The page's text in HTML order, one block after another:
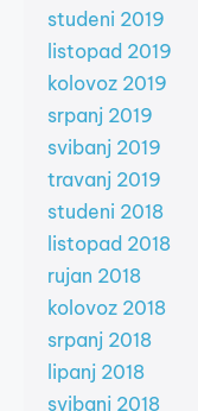
studeni 2019
listopad 2019
kolovoz 2019
srpanj 2019
svibanj 2019
travanj 2019
studeni 2018
listopad 2018
rujan 2018
kolovoz 2018
srpanj 2018
lipanj 2018
svibanj 2018